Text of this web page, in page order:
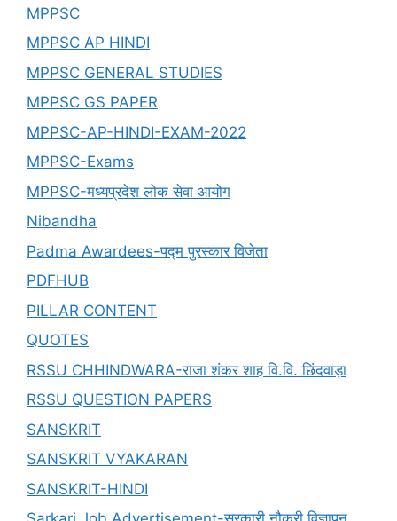
MPPSC
MPPSC AP HINDI
MPPSC GENERAL STUDIES
MPPSC GS PAPER
MPPSC-AP-HINDI-EXAM-2022
MPPSC-Exams
MPPSC-मध्यप्रदेश लोक सेवा आयोग
Nibandha
Padma Awardees-पद्म पुरस्कार विजेता
PDFHUB
PILLAR CONTENT
QUOTES
RSSU CHHINDWARA-राजा शंकर शाह वि.वि. छिंदवाड़ा
RSSU QUESTION PAPERS
SANSKRIT
SANSKRIT VYAKARAN
SANSKRIT-HINDI